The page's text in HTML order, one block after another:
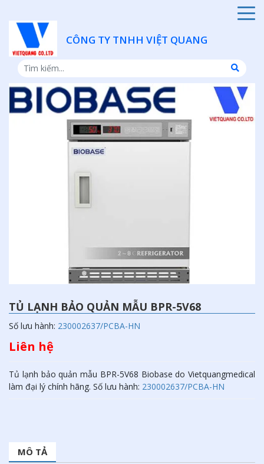
CÔNG TY TNHH VIỆT QUANG
TỦ LẠNH BẢO QUẢN MẪU BPR-5V68
Số lưu hành: 230002637/PCBA-HN
Liên hệ
Tủ lạnh bảo quản mẫu BPR-5V68 Biobase do Vietquangmedical
làm đại lý chính hãng. Số lưu hành: 230002637/PCBA-HN
MÔ TẢ